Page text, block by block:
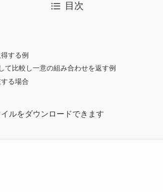
目次
する例
て比較し一意の組み合わせを返す例
る場合
ルをダウンロードできます